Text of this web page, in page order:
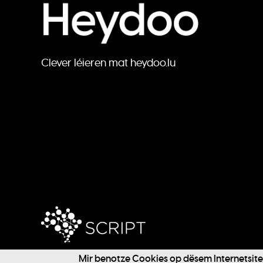
Clever léieren mat heydoo.lu
@ 2024 SCRIPT / Heydoo
Mir benotze Cookies op dësem